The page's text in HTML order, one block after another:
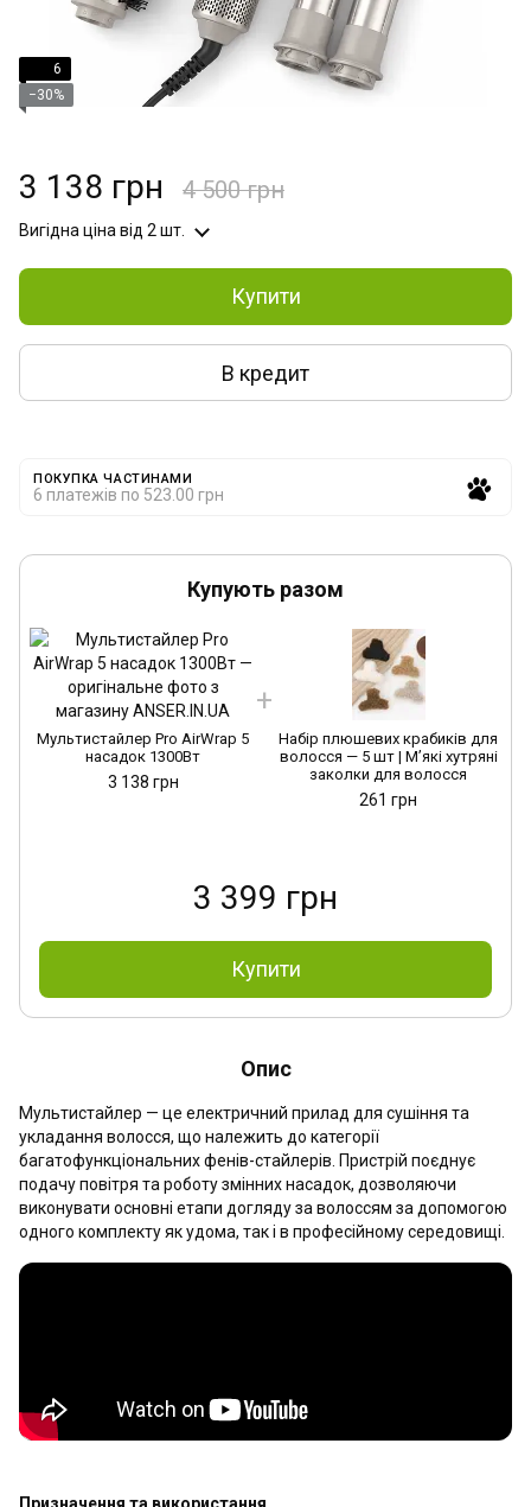
6
−30%
3 138 грн 4 500 грн
Вигідна ціна від 2 шт.
Купити
В кредит
ПОКУПКА ЧАСТИНАМИ
6 платежів по 523.00 грн
Купують разом
Мультистайлер Pro AirWrap 5
насадок 1300Вт
3 138 грн
Набір плюшевих крабиків для
волосся — 5 шт | М’які хутряні
заколки для волосся
261 грн
3 399 грн
Купити
Опис
Мультистайлер — це електричний прилад для сушіння та
укладання волосся, що належить до категорії
багатофункціональних фенів-стайлерів. Пристрій поєднує
подачу повітря та роботу змінних насадок, дозволяючи
виконувати основні етапи догляду за волоссям за допомогою
одного комплекту як удома, так і в професійному середовищі.